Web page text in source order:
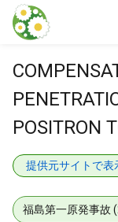
本文に飛ぶ
POSITRON
提供元サイトで表
福島第一原発事故